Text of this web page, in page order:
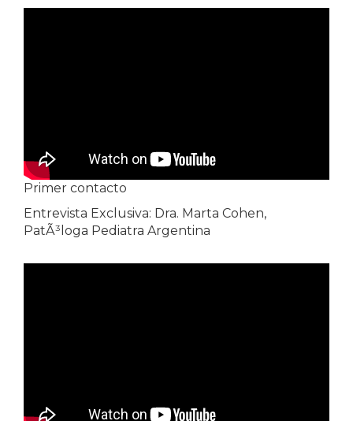
Primer contacto
Entrevista Exclusiva: Dra. Marta Cohen,
PatÃ³loga Pediatra Argentina